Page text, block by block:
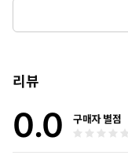
인 오기에서 출발한 영
『토익 만점 카투사도
실제 말하기나 글쓰기
책의 뒷부분에는 부록
EndGame」, 연설문
미국, 유럽, 아시아, 아
리뷰
0.0 구매자 별점